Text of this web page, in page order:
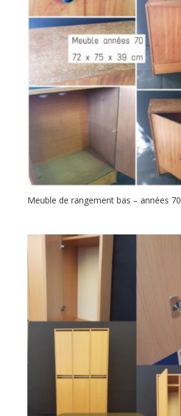
Meuble de rangement bas – années 70